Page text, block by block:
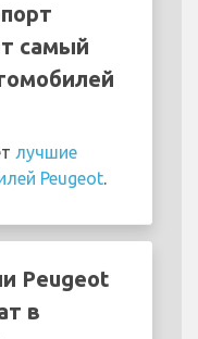
самый
лучшие
Peugeot.
Peugeot
в